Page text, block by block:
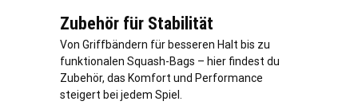
Zubehör für Stabilität
Von Griffbändern für besseren Halt bis zu
funktionalen Squash-Bags – hier findest du
Zubehör, das Komfort und Performance
steigert bei jedem Spiel.